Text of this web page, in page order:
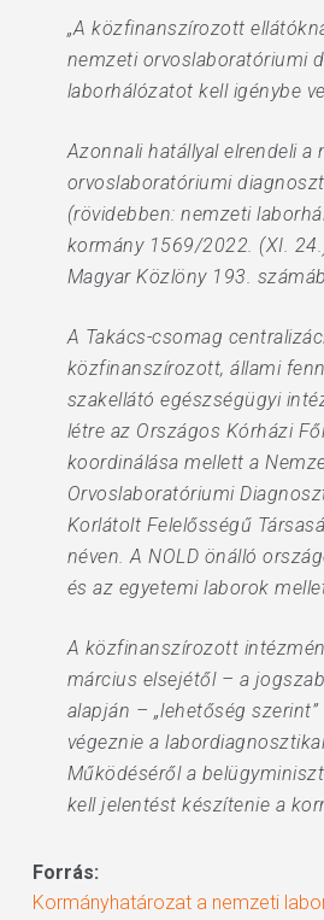
„A közfinanszírozott
nemzeti orvoslaboratóriumi
laborhálózatot kell igénybe
Azonnali hatállyal elrendeli a
orvoslaboratóriumi
(rövidebben: nemzeti
kormány 1569/2022. (XI.
Magyar Közlöny 193.
A Takács-csomag
közfinanszírozott, állami
szakellátó egészségügyi
létre az Országos Kórházi
koordinálása mellett a
Orvoslaboratóriumi
Korlátolt Felelősségű
néven. A NOLD önálló
és az egyetemi laborok
A közfinanszírozott
március elsejétől – a
alapján – „lehetőség szerint”
végeznie a
Működéséről a
kell jelentést készítenie a
Forrás:
Kormányhatározat a nemzeti